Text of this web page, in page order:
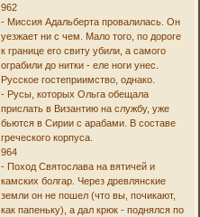
962
- Миссия Адальберта провалилась. Он
уезжает ни с чем. Мало того, по дороге
к границе его свиту убили, а самого
ограбили до нитки - еле ноги унес.
Русское гостеприимство, однако.
- Русы, которых Ольга обещала
прислать в Византию на службу, уже
бьются в Сирии с арабами. В составе
греческого корпуса.
964
- Поход Святослава на вятичей и
камских болгар. Через древлянские
земли он не пошел (что вы, почикают,
как папеньку), а дал крюк - поднялся по